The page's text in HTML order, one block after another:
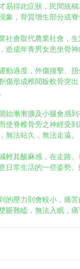
易得此症狀，民間統
象，骨質增生部分或
社會取代農業社會，
造成年青男女患坐骨神
動過度，外傷撞擊、
傷形成椎間板軟骨突
始漸漸擴及小腿會感
使脊椎骨旁之神經受
無法站久，無法走遠。
輕其酸麻感，在走路
日常生活的一些姿勢
的壓力則會較小，痛
眼難瞌，無法入眠，痛